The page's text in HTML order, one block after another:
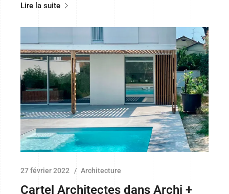
Lire la suite
27 février 2022 Architecture
Cartel Architectes dans Archi +